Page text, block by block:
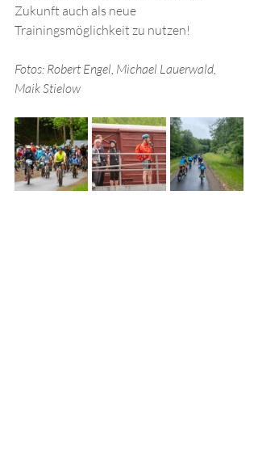
Zukunft auch als neue
Trainingsmöglichkeit zu nutzen!
Fotos: Robert Engel, Michael Lauerwald,
Maik Stielow